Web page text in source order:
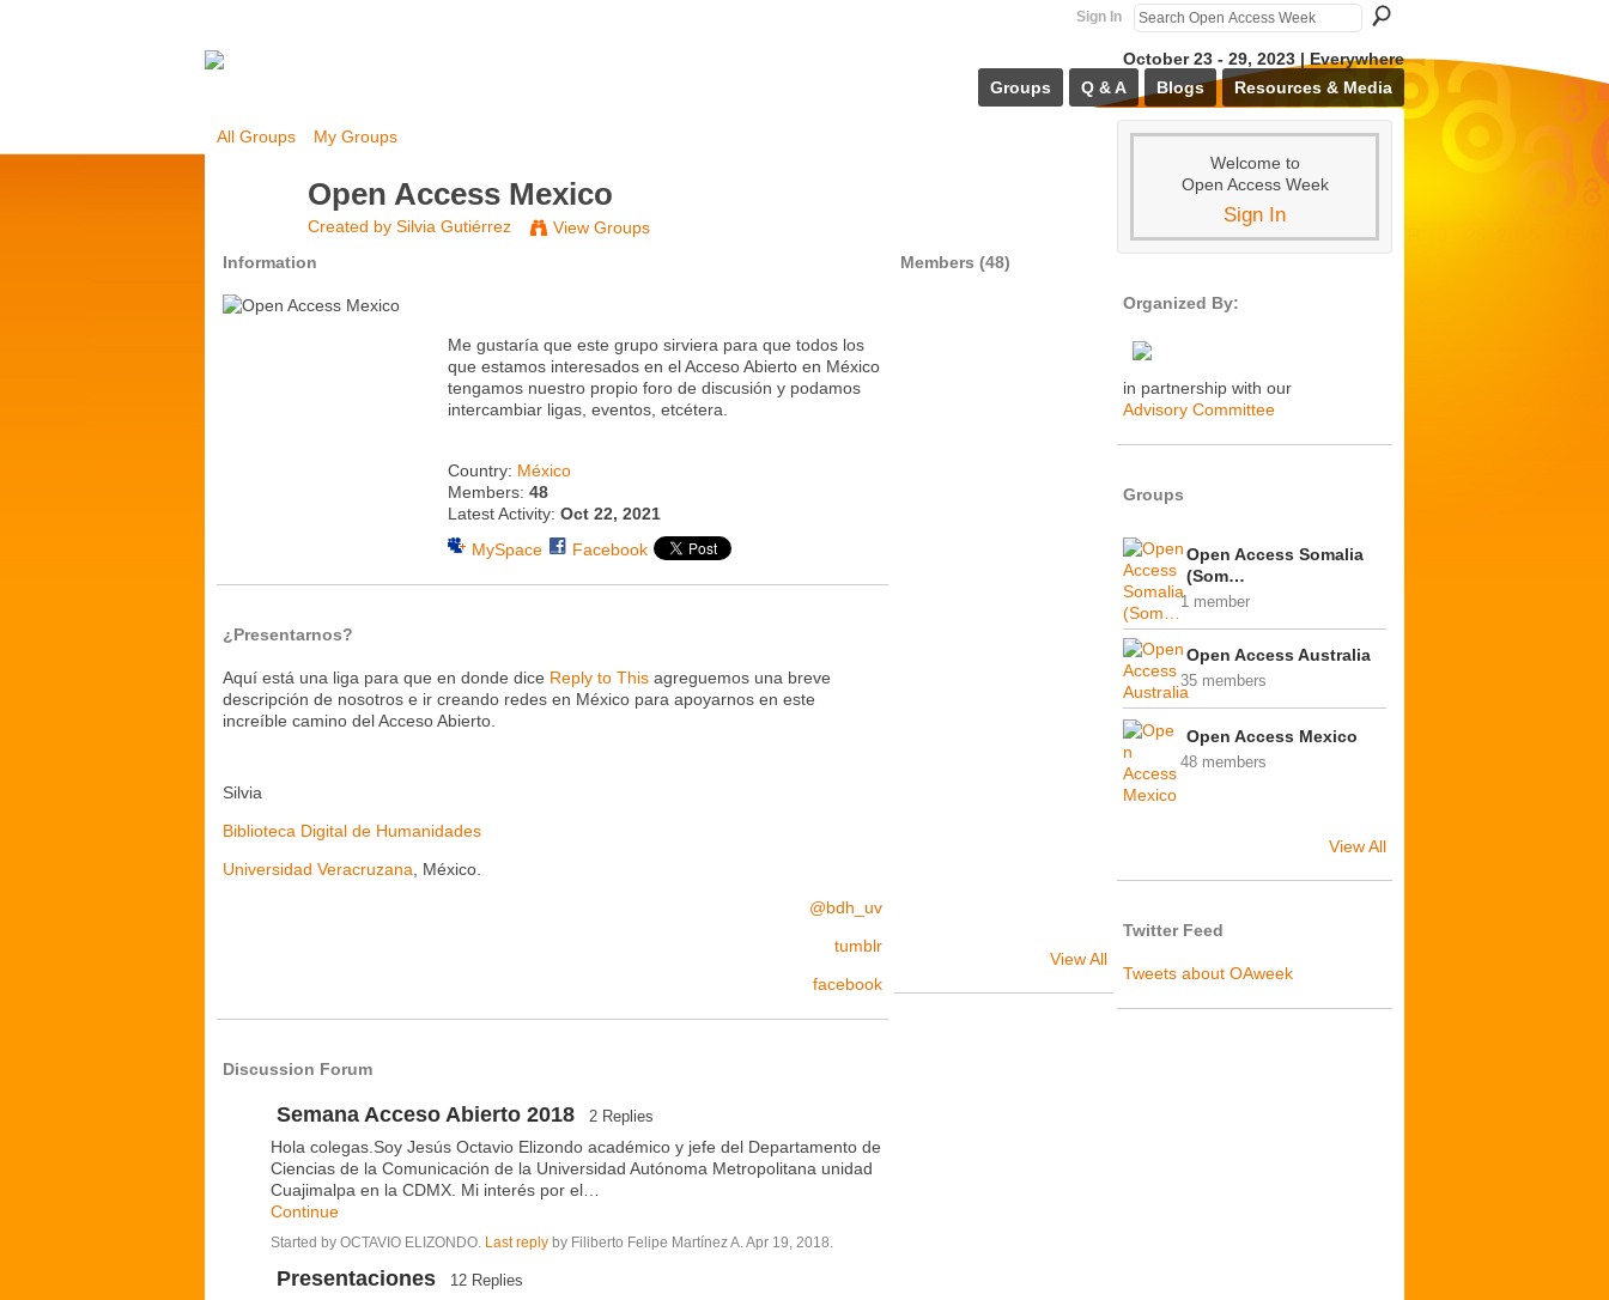
Sign In
October 23 - 29, 2023 | Everywhere
Groups
Q & A Blogs Resources & Media
All Groups My Groups
Open Access Mexico
Created by Silvia Gutiérrez
View Groups
Information
Me gustaría que este grupo sirviera para que todos los
que estamos interesados en el Acceso Abierto en México
tengamos nuestro propio foro de discusión y podamos
intercambiar ligas, eventos, etcétera.
Country: México
Members: 48
Latest Activity: Oct 22, 2021
MySpace
Facebook
¿Presentarnos?
Aquí está una liga para que en donde dice Reply to This agreguemos una breve
descripción de nosotros e ir creando redes en México para apoyarnos en este
increíble camino del Acceso Abierto.
Silvia
Biblioteca Digital de Humanidades
Universidad Veracruzana , México.
@bdh_uv
tumblr
facebook
Discussion Forum
Semana Acceso Abierto 2018 2 Replies
Hola colegas.Soy Jesús Octavio Elizondo académico y jefe del Departamento de
Ciencias de la Comunicación de la Universidad Autónoma Metropolitana unidad
Cuajimalpa en la CDMX. Mi interés por el…
Continue
Started by OCTAVIO ELIZONDO. Last reply by Filiberto Felipe Martínez A. Apr 19, 2018.
Presentaciones 12 Replies
Members (48)
View All
Welcome to
Open Access Week
Sign In
Organized By:
in partnership with our
Advisory Committee
Groups
Open Access Somalia
(Som…
1 member
Open Access Australia
35 members
Open Access Mexico
48 members
View All
Twitter Feed
Tweets about OAweek